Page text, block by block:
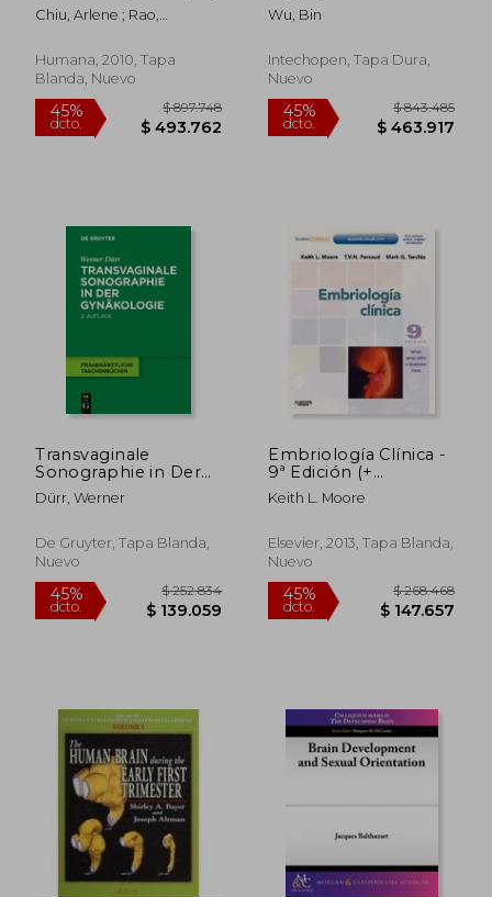
dcto. $ 200.447 dcto. $
Chiu, Arlene ; Rao,
Humana, 2010, Tapa
Blanda, Nuevo
45%
$ 493.762
Wu, Bin
Intechopen, Tapa Dura,
Nuevo
45%
dcto. $
Transvaginale
Sonographie in Der
Gynäkologie (en
Alemán)
Dürr, Werner
De Gruyter, Tapa Blanda,
Nuevo
Embriología Clínica -
9ª Edición (+
Studentconsult)
Keith L. Moore
Elsevier, 2013, Tapa Blanda,
Nuevo